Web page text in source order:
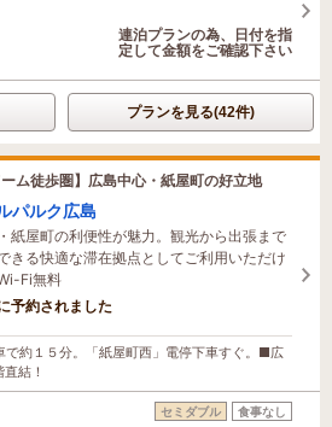
連泊プランの為、日付を指
定して金額をご確認下さい
プランを見る(42件)
ム徒歩圏】広島中心・紙屋町の好立地
パルク広島
紙屋町の利便性が魅力。観光から出張まで
きる快適な滞在拠点としてご利用いただけ
Fi無料
宿を見ています
予約されました
約１５分。「紙屋町西」電停下車すぐ。■広
結！
セミダブル 食事なし